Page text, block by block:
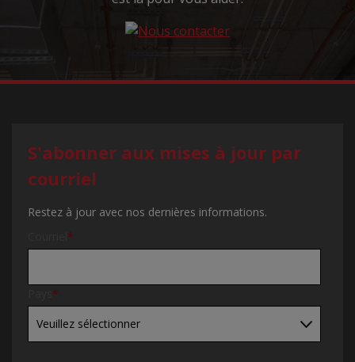
S'abonner aux mises à jour par
courriel
Restez à jour avec nos dernières informations.
*
*